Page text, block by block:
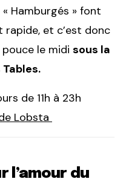
Hamburgés » font
rapide, et c’est donc
le midi sous la
de 11h à 23h
Lobsta
l’amour du